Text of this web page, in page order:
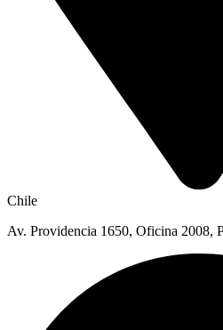
Chile
Av. Providencia 1650, Oficina 2008,